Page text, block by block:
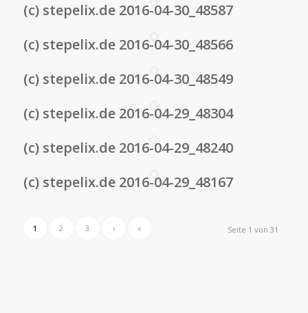
(c) stepelix.de 2016-04-30_48587
(c) stepelix.de 2016-04-30_48566
(c) stepelix.de 2016-04-30_48549
(c) stepelix.de 2016-04-29_48304
(c) stepelix.de 2016-04-29_48240
(c) stepelix.de 2016-04-29_48167
Seite 1 von 31
1 2 3 › »